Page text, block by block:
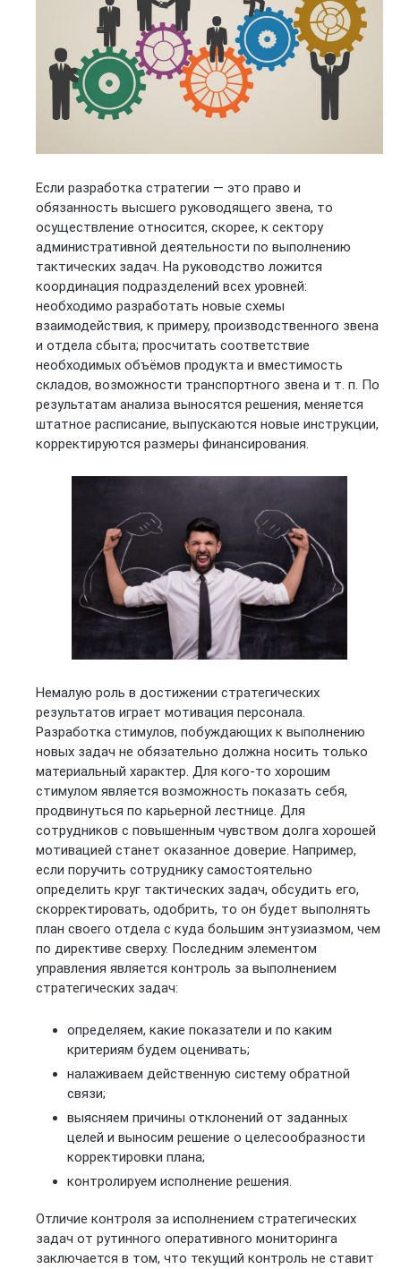
Если разработка стратегии — это право и
обязанность высшего руководящего звена, то
осуществление относится, скорее, к сектору
административной деятельности по выполнению
тактических задач. На руководство ложится
координация подразделений всех уровней:
необходимо разработать новые схемы
взаимодействия, к примеру, производственного звена
и отдела сбыта; просчитать соответствие
необходимых объёмов продукта и вместимость
складов, возможности транспортного звена и т. п. По
результатам анализа выносятся решения, меняется
штатное расписание, выпускаются новые инструкции,
корректируются размеры финансирования.
Немалую роль в достижении стратегических
результатов играет мотивация персонала.
Разработка стимулов, побуждающих к выполнению
новых задач не обязательно должна носить только
материальный характер. Для кого-то хорошим
стимулом является возможность показать себя,
продвинуться по карьерной лестнице. Для
сотрудников с повышенным чувством долга хорошей
мотивацией станет оказанное доверие. Например,
если поручить сотруднику самостоятельно
определить круг тактических задач, обсудить его,
скорректировать, одобрить, то он будет выполнять
план своего отдела с куда большим энтузиазмом, чем
по директиве сверху. Последним элементом
управления является контроль за выполнением
стратегических задач:
определяем, какие показатели и по каким
критериям будем оценивать;
налаживаем действенную систему обратной
связи;
выясняем причины отклонений от заданных
целей и выносим решение о целесообразности
корректировки плана;
контролируем исполнение решения.
Отличие контроля за исполнением стратегических
задач от рутинного оперативного мониторинга
заключается в том, что текущий контроль не ставит